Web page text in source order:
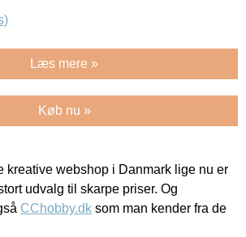
Læs mere »
Køb nu »
kreative webshop i Danmark lige nu er
udvalg til skarpe priser. Og
CChobby.dk som man kender fra de